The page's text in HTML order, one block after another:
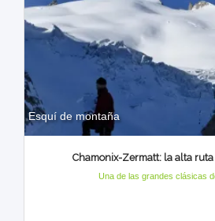
Esquí de montaña
Chamonix-Zermatt: la alta ruta
Una de las grandes clásicas